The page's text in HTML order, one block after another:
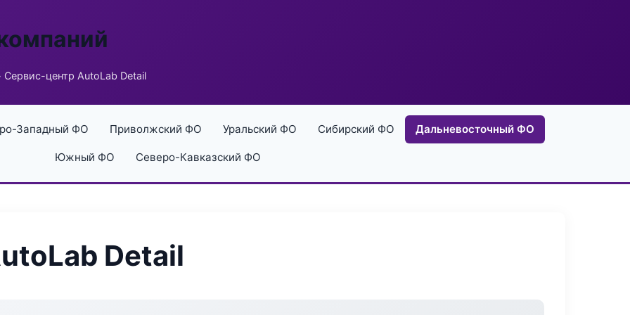
Сервис-центр AutoLab Detail
Западный ФО Приволжский ФО Уральский ФО Сибирский ФО Дальневосточный ФО
Южный ФО Северо-Кавказский ФО
Detail